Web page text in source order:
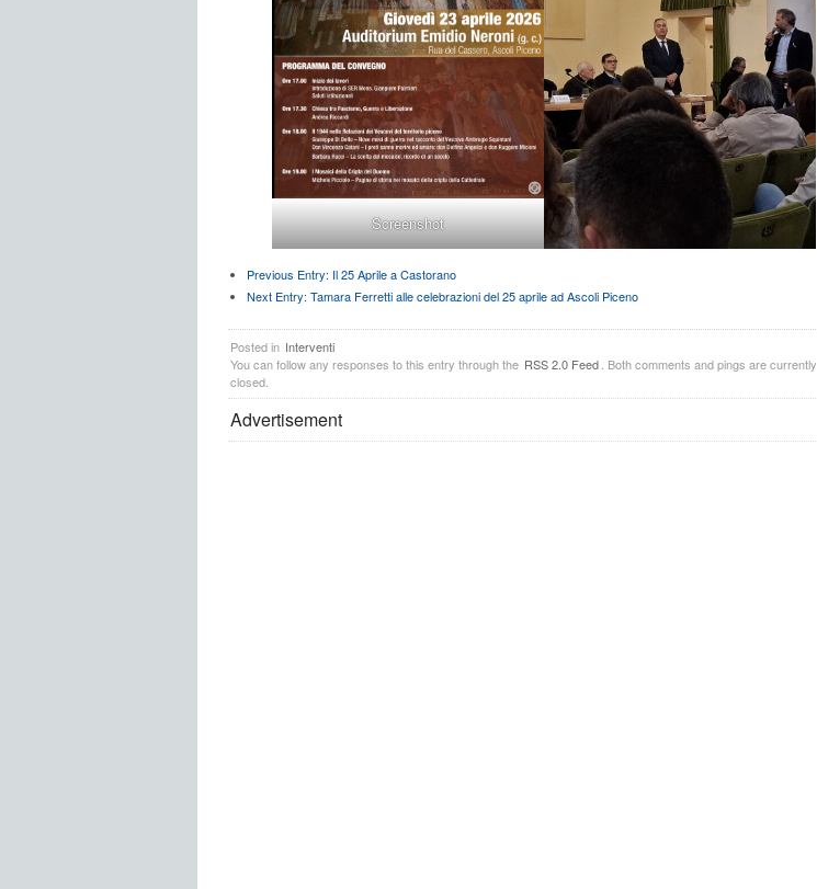
Screenshot
Previous Entry: Il 25 Aprile a Castorano
Next Entry: Tamara Ferretti alle celebrazioni del 25 aprile ad Ascoli Piceno
Posted in Interventi
You can follow any responses to this entry through the RSS 2.0 Feed . Both comments and pings are currently
closed.
Advertisement